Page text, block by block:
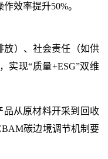
效率提升50%。
放）、社会责任（如供
实现“质量+ESG”双维
品从原材料开采到回收
碳边境调节机制要